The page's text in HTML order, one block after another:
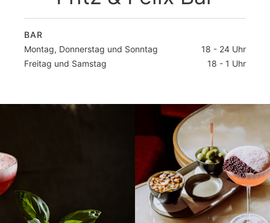
BAR
Montag, Donnerstag und Sonntag
18 - 24 Uhr
Freitag und Samstag
18 - 1 Uhr